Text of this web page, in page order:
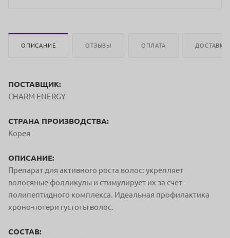
ОПИСАНИЕ ОТЗЫВЫ ОПЛАТА ДОСТАВКА
ПОСТАВЩИК:
CHARM ENERGY
СТРАНА ПРОИЗВОДСТВА:
Корея
ОПИСАНИЕ:
Препарат для активного роста волос: укрепляет
волосяные фолликулы и стимулирует их за счет
полипептидного комплекса. Идеальная профилактика
хроно-потери густоты волос.
СОСТАВ: